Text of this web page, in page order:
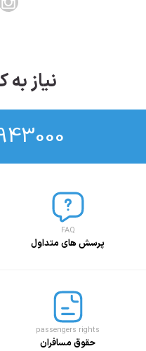
نیاز
FAQ
پرسش های متداول
passengers rights
حقوق مسافران